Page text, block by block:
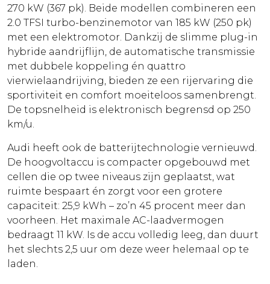
270 kW (367 pk). Beide modellen combineren een
2.0 TFSI turbo-benzinemotor van 185 kW (250 pk)
met een elektromotor. Dankzij de slimme plug-in
hybride aandrijflijn, de automatische transmissie
met dubbele koppeling én quattro
vierwielaandrijving, bieden ze een rijervaring die
sportiviteit en comfort moeiteloos samenbrengt.
De topsnelheid is elektronisch begrensd op 250
km/u.
Audi heeft ook de batterijtechnologie vernieuwd.
De hoogvoltaccu is compacter opgebouwd met
cellen die op twee niveaus zijn geplaatst, wat
ruimte bespaart én zorgt voor een grotere
capaciteit: 25,9 kWh – zo’n 45 procent meer dan
voorheen. Het maximale AC-laadvermogen
bedraagt 11 kW. Is de accu volledig leeg, dan duurt
het slechts 2,5 uur om deze weer helemaal op te
laden.